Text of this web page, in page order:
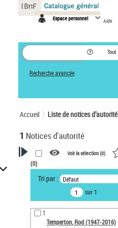
Espace personnel Aide
Tout
Recherche avancée
Accueil Liste de notices d’autorité
1 Notices d'autorité
VOTRE RECHERCHE
Recherche avancée dans les
notices d’autorité
Œuvres liées à l'auteur :
Temperton, Rod (1947-2016)
Voir la sélection (0)
(0)
Tri par : Défaut
sur 1
1
Temperton, Rod (1947-2016)
Panneau de gestion des cookies